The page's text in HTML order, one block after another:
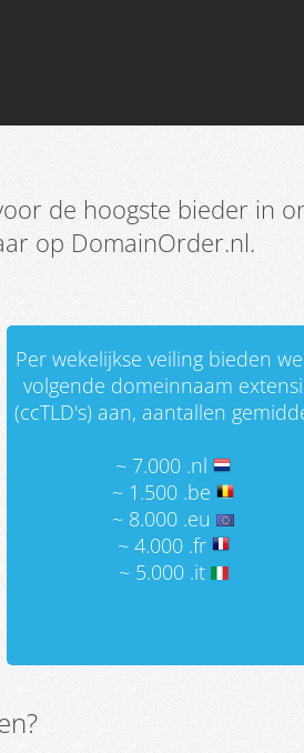
de hoogste bieder in
op DomainOrder.nl.
Per wekelijkse veiling bieden
volgende domeinnaam
(ccTLD's) aan, aantallen
~ 7.000 .nl
~ 1.500 .be
~ 8.000 .eu
~ 4.000 .fr
~ 5.000 .it